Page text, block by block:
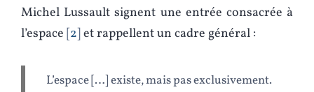
Michel Lussault signent une entrée consacrée à
l’espace 2 et rappellent un cadre général :
L’espace […] existe, mais pas exclusivement.